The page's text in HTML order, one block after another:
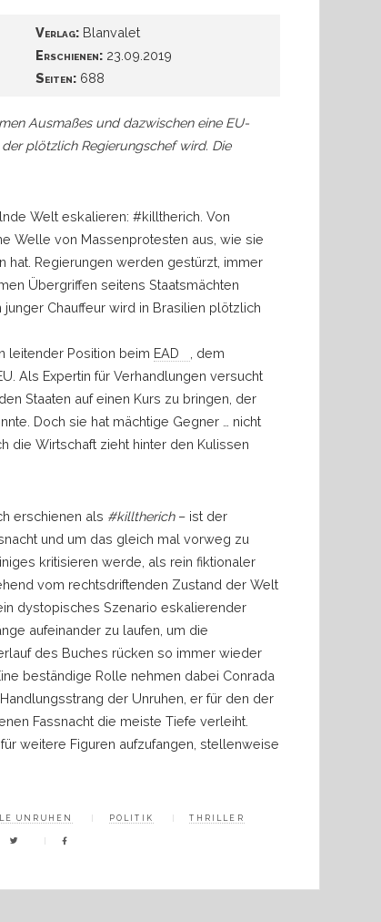
Verlag: Blanvalet
Erschienen: 23.09.2019
Seiten: 688
Ausmaßes und dazwischen eine EU-
plötzlich Regierungschef wird. Die
Welt eskalieren: #killtherich. Von
Welle von Massenprotesten aus, wie sie
hat. Regierungen werden gestürzt, immer
Übergriffen seitens Staatsmächten
junger Chauffeur wird in Brasilien plötzlich
leitender Position beim EAD
, dem
Als Expertin für Verhandlungen versucht
Staaten auf einen Kurs zu bringen, der
Doch sie hat mächtige Gegner
nicht
die Wirtschaft zieht hinter den Kulissen
erschienen als #killtherich –ist der
und um das gleich mal vorweg zu
kritisieren werde, als rein fiktionaler
vom rechtsdriftenden Zustand der Welt
dystopisches Szenario eskalierender
aufeinander zu laufen, um die
des Buches rücken so immer wieder
beständige Rolle nehmen dabei Conrada
der Unruhen, er für den der
Fassnacht die meiste Tiefe verleiht.
weitere Figuren aufzufangen, stellenweise
UNRUHEN POLITIK THRILLER